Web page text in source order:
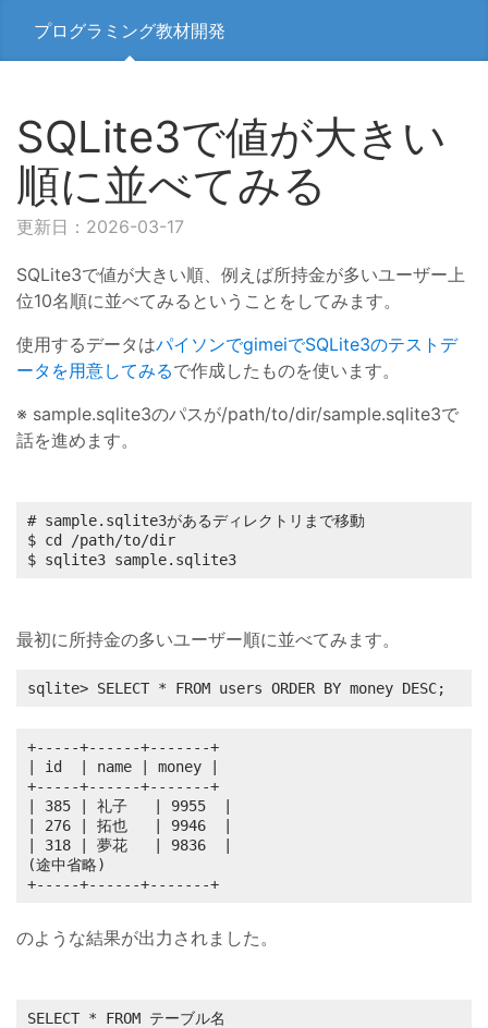
プログラミング教材開発
SQLite3で値が大きい
順に並べてみる
更新日：2026-03-17
SQLite3で値が大きい順、例えば所持金が多いユーザー上
位10名順に並べてみるということをしてみます。
使用するデータはパイソンでgimeiでSQLite3のテストデ
ータを用意してみるで作成したものを使います。
※ sample.sqlite3のパスが/path/to/dir/sample.sqlite3で
話を進めます。
# sample.sqlite3があるディレクトリまで移動
$ cd /path/to/dir
$ sqlite3 sample.sqlite3
最初に所持金の多いユーザー順に並べてみます。
sqlite> SELECT * FROM users ORDER BY money DESC;
+-----+------+-------+
| id  | name | money |
+-----+------+-------+
| 385 | 礼子   | 9955  |
| 276 | 拓也   | 9946  |
| 318 | 夢花   | 9836  |
(途中省略)
+-----+------+-------+
のような結果が出力されました。
SELECT * FROM テーブル名